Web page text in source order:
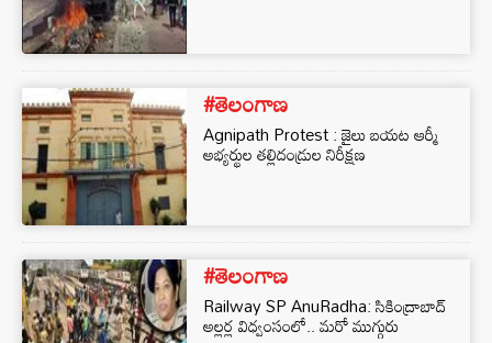
#తెలంగాణ
Agnipath Protest : జైలు బయట ఆర్మీ
అభ్యర్థుల తల్లిదండ్రుల నిరీక్షణ
#తెలంగాణ
Railway SP AnuRadha: సికింద్రాబాద్
అల్ల‌ర్ల విధ్వంసంలో.. మ‌రో ముగ్గురు